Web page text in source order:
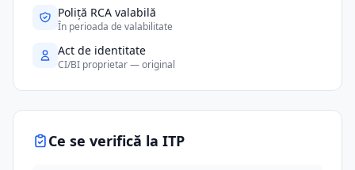
Poliță RCA valabilă
În perioada de valabilitate
Act de identitate
CI/BI proprietar — original
Ce se verifică la ITP